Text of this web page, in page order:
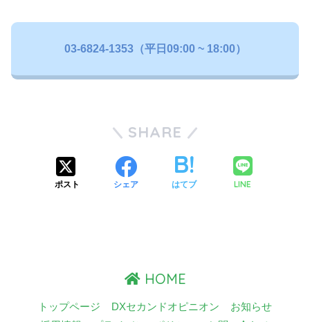
03-6824-1353（平日09:00 ~ 18:00）
SHARE
ポスト シェア はてブ LINE
HOME
トップページ DXセカンドオピニオン
お知らせ